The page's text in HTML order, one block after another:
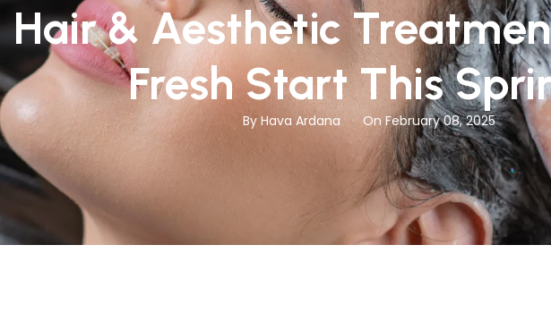
Hair & Aesthetic
Fresh Start This
By Hava Ardana On February 08, 2025